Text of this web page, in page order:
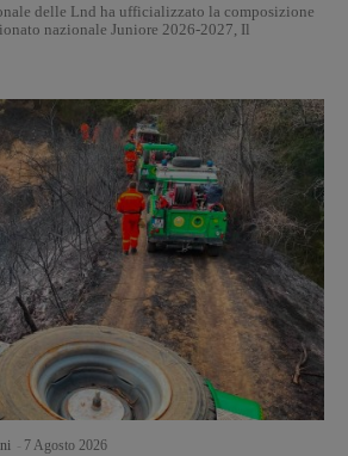
delle Lnd ha ufficializzato la composizione
nazionale Juniore 2026-2027, Il
7 Agosto 2026